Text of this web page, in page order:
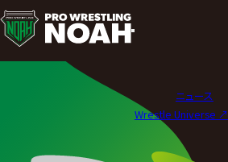
試
合
ニュース
Wrestle Universe ↗︎